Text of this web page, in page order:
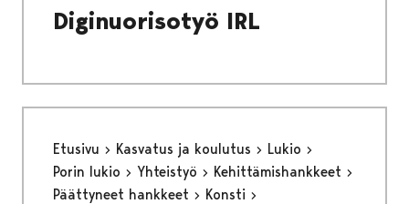
Diginuorisotyö IRL
Etusivu Kasvatus ja koulutus
Lukio
Porin lukio
Yhteistyö
Kehittämishankkeet
Päättyneet hankkeet
Konsti